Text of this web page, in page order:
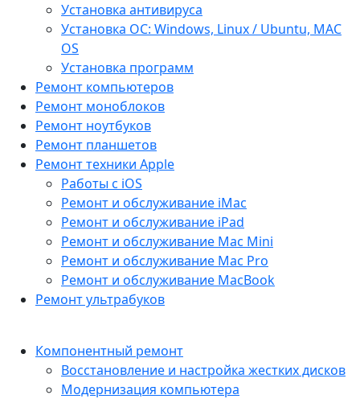
Установка антивируса
Установка ОС: Windows, Linux / Ubuntu, МАС
OS
Установка программ
Ремонт компьютеров
Ремонт моноблоков
Ремонт ноутбуков
Ремонт планшетов
Ремонт техники Apple
Работы с iOS
Ремонт и обслуживание iMac
Ремонт и обслуживание iPad
Ремонт и обслуживание Mac Mini
Ремонт и обслуживание Mac Pro
Ремонт и обслуживание MacBook
Ремонт ультрабуков
Компонентный ремонт
Восстановление и настройка жестких дисков
Модернизация компьютера